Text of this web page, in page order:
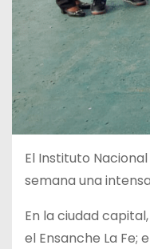
El Instituto
semana una
En la ciudad
el Ensanche La Fe;